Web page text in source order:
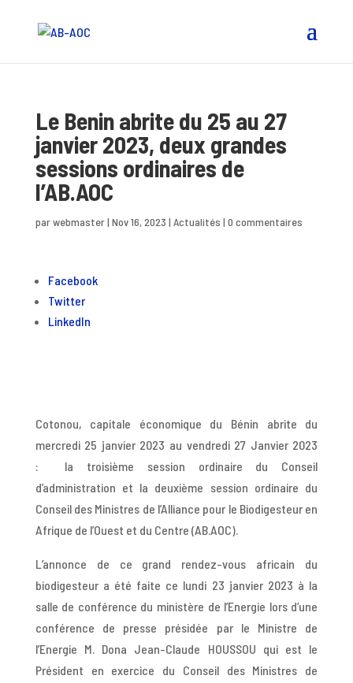
Le Benin abrite du 25 au 27
janvier 2023, deux grandes
sessions ordinaires de
l’AB.AOC
parwebmaster| Nov 16, 2023 | Actualités | 0 commentaires
Facebook
Twitter
LinkedIn
Cotonou, capitale économique du Bénin abrite du
mercredi 25 janvier 2023 au vendredi 27 Janvier 2023
: la troisième session ordinaire du Conseil
d’administration et la deuxième session ordinaire du
Conseil des Ministres de l’Alliance pour le Biodigesteur en
Afrique de l’Ouest et du Centre (AB.AOC).
L’annonce de ce grand rendez-vous africain du
biodigesteur a été faite ce lundi 23 janvier 2023 à la
salle de conférence du ministère de l’Energie lors d’une
conférence de presse présidée par le Ministre de
l’Energie M. Dona Jean-Claude HOUSSOU qui est le
Président en exercice du Conseil des Ministres de